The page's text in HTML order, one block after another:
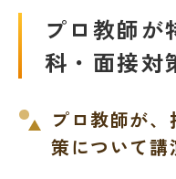
プロ教師
科・面接対
プロ教師が
策について講